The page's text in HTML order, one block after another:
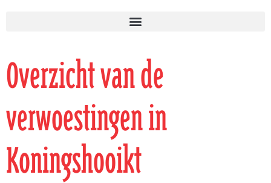
Overzicht van de
verwoestingen in
Koningshooikt